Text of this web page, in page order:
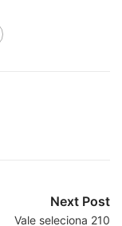
Next Post
Vale seleciona 210